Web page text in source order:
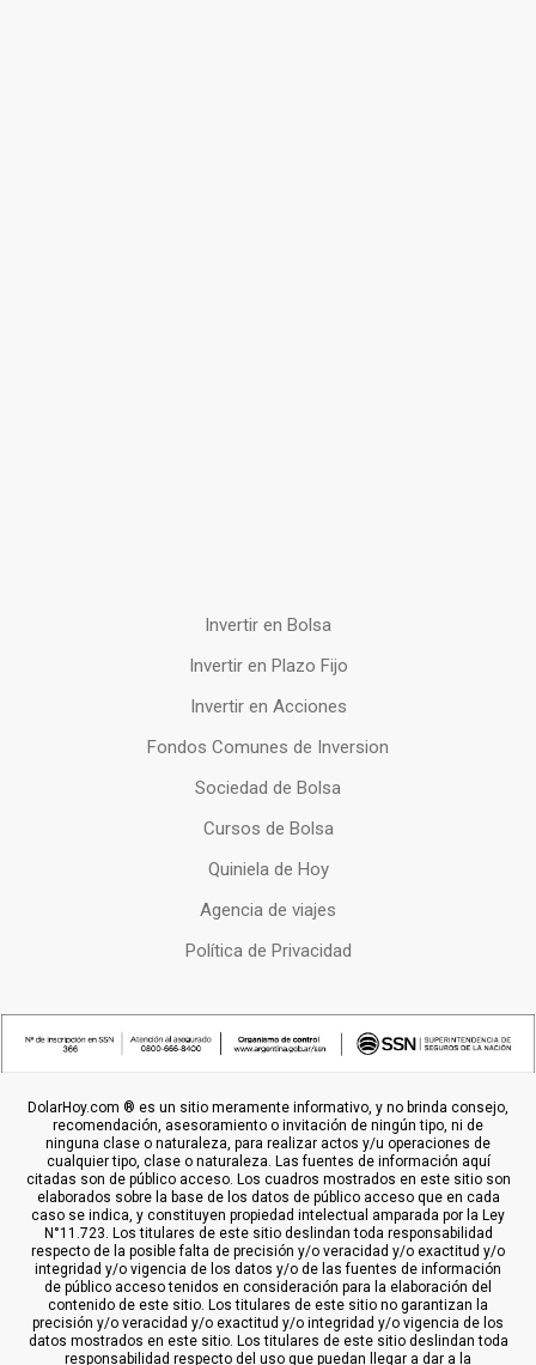
Invertir en Bolsa
Invertir en Plazo Fijo
Invertir en Acciones
Fondos Comunes de Inversion
Sociedad de Bolsa
Cursos de Bolsa
Quiniela de Hoy
Agencia de viajes
Política de Privacidad
DolarHoy.com ® es un sitio meramente informativo, y no brinda consejo,
recomendación, asesoramiento o invitación de ningún tipo, ni de
ninguna clase o naturaleza, para realizar actos y/u operaciones de
cualquier tipo, clase o naturaleza. Las fuentes de información aquí
citadas son de público acceso. Los cuadros mostrados en este sitio son
elaborados sobre la base de los datos de público acceso que en cada
caso se indica, y constituyen propiedad intelectual amparada por la Ley
N°11.723. Los titulares de este sitio deslindan toda responsabilidad
respecto de la posible falta de precisión y/o veracidad y/o exactitud y/o
integridad y/o vigencia de los datos y/o de las fuentes de información
de público acceso tenidos en consideración para la elaboración del
contenido de este sitio. Los titulares de este sitio no garantizan la
precisión y/o veracidad y/o exactitud y/o integridad y/o vigencia de los
datos mostrados en este sitio. Los titulares de este sitio deslindan toda
responsabilidad respecto del uso que puedan llegar a dar a la